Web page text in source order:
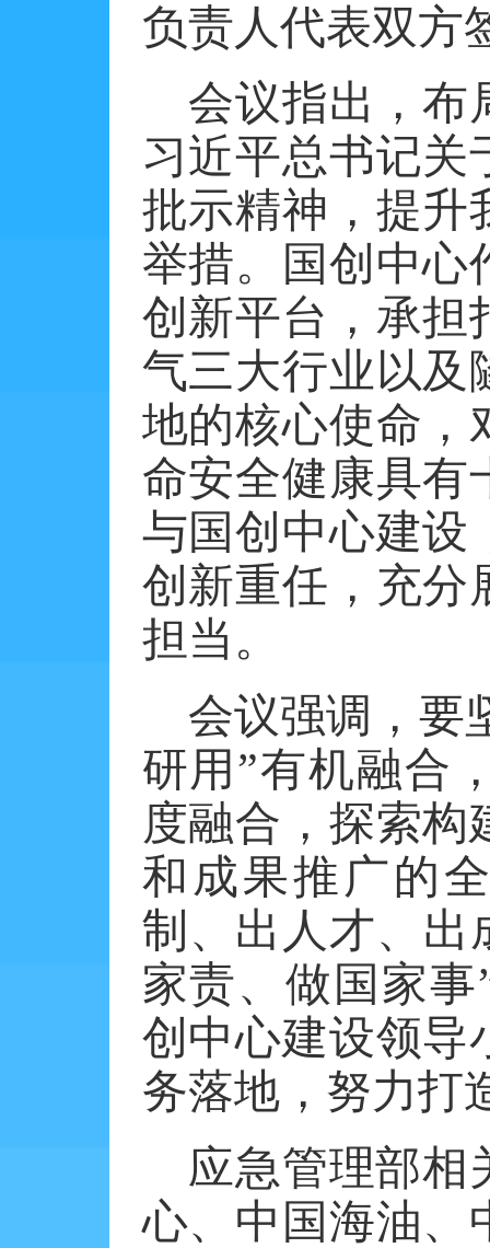
负责人代表双方
会议指出，布
习近平总书记关
批示精神，提升
举措。国创中心
创新平台，承担
气三大行业以及
地的核心使命，
命安全健康具有
与国创中心建设
创新重任，充分
担当。
会议强调，要
研用”有机融合
度融合，探索
和成果推广的
制、出人才、出
家责、做国家
创中心建设领导
务落地，努力打
应急管理部相
心、中国海油、